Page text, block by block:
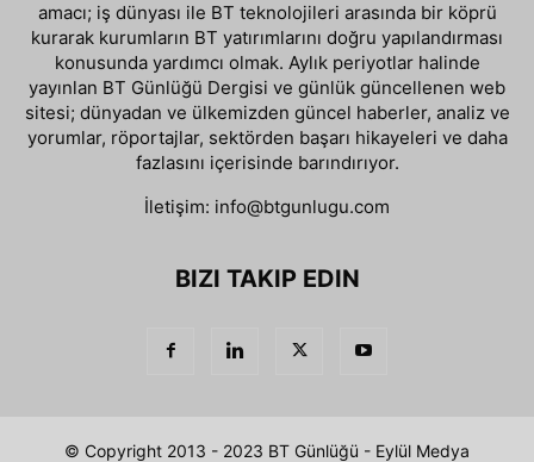
amacı; iş dünyası ile BT teknolojileri arasında bir köprü
kurarak kurumların BT yatırımlarını doğru yapılandırması
konusunda yardımcı olmak. Aylık periyotlar halinde
yayınlan BT Günlüğü Dergisi ve günlük güncellenen web
sitesi; dünyadan ve ülkemizden güncel haberler, analiz ve
yorumlar, röportajlar, sektörden başarı hikayeleri ve daha
fazlasını içerisinde barındırıyor.
İletişim: info@btgunlugu.com
BIZI TAKIP EDIN
© Copyright 2013 - 2023 BT Günlüğü - Eylül Medya